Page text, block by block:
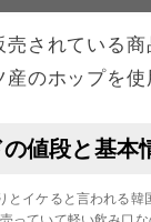
売されている
のホップを
値段と基本
とイケると言われる韓